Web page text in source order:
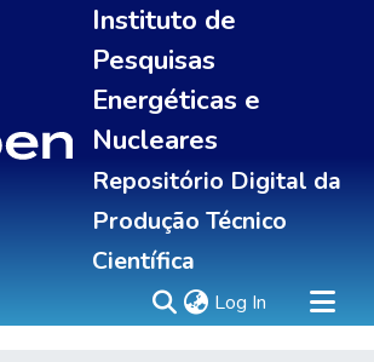
Instituto de
Pesquisas
Energéticas e
Nucleares
Repositório Digital da
Produção Técnico
Científica
Log In (current)